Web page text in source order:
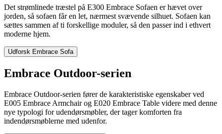
Det strømlinede træstel på E300 Embrace Sofaen er hævet over
jorden, så sofaen får en let, nærmest svævende silhuet. Sofaen kan
sættes sammen af ti forskellige moduler, så den passer ind i ethvert
moderne hjem.
Udforsk Embrace Sofa
Embrace Outdoor-serien
Embrace Outdoor-serien fører de karakteristiske egenskaber ved
E005 Embrace Armchair og E020 Embrace Table videre med denne
nye typologi for udendørsmøbler, der tager komforten fra
indendørsmøblerne med udenfor.